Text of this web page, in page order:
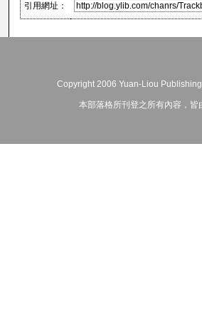
引用網址：
Copyright 2006 Yuan-Liou
本部落格所刊登之所有內容，